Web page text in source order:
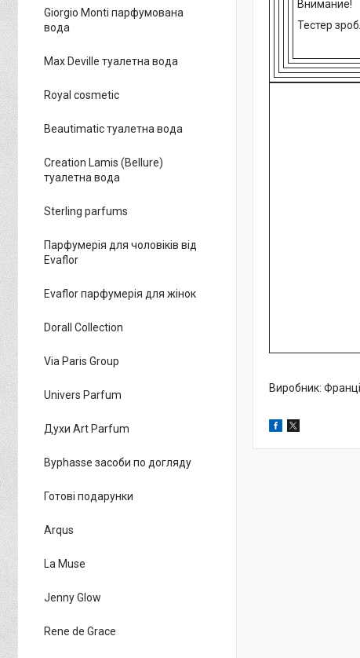
Внимание!
Тестер
Виробник:
Giorgio Monti парфумована
вода
Max Deville туалетна вода
Royal cosmetic
Beautimatic туалетна вода
Creation Lamis (Bellure)
туалетна вода
Sterling parfums
Парфумерія для чоловіків від
Evaflor
Evaflor парфумерія для жінок
Dorall Collection
Via Paris Group
Univers Parfum
Духи Art Parfum
Byphasse засоби по догляду
Готові подарунки
Arqus
La Muse
Jenny Glow
Rene de Grace